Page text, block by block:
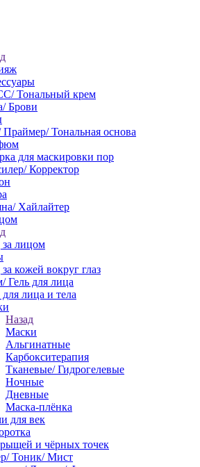
Тональный крем
Брови
Праймер/ Тональная основа
для маскировки пор
Корректор
Хайлайтер
за лицом
кожей вокруг глаз
Гель для лица
лица и тела
Назад
Маски
Альгинатные
Карбокситерапия
Тканевые/ Гидрогелевые
Ночные
Дневные
Маска-плёнка
для век
и чёрных точек
Тоник/ Мист